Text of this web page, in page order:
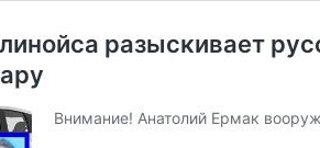
разыскивает
Внимание! Анатолий Ермак